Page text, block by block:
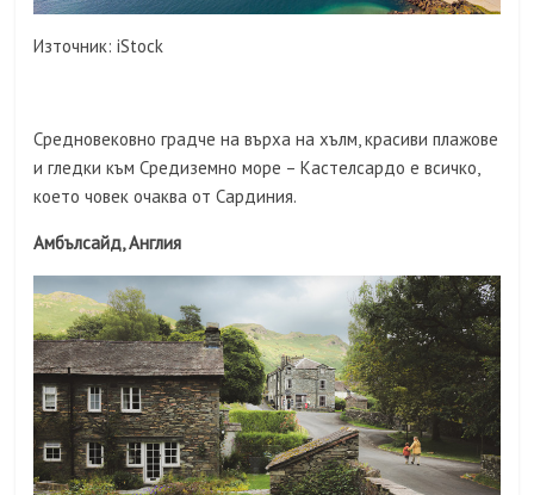
Източник: iStock
Средновековно градче на върха на хълм, красиви плажове
и гледки към Средиземно море – Кастелсардо е всичко,
което човек очаква от Сардиния.
Амбълсайд, Англия